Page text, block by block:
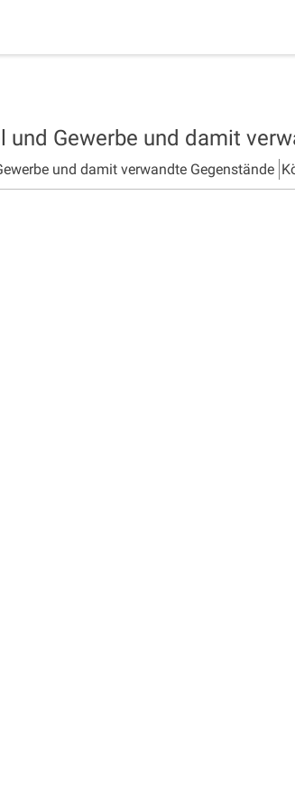
Gewerbe und damit
und damit verwandte Gegenstände